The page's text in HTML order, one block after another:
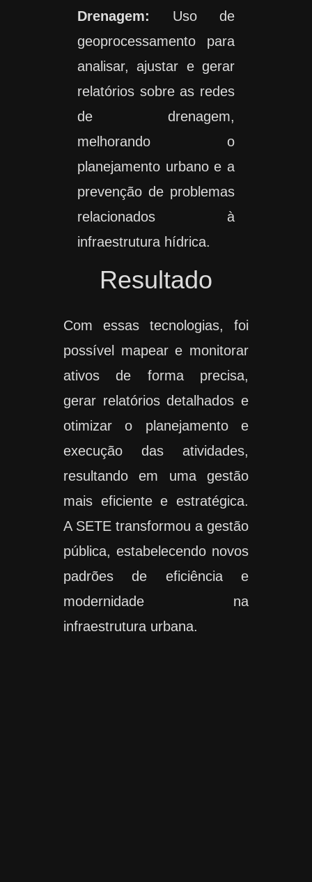
Drenagem: Uso de
geoprocessamento para
analisar, ajustar e gerar
relatórios sobre as redes
de drenagem,
melhorando o
planejamento urbano e a
prevenção de problemas
relacionados à
infraestrutura hídrica.
Resultado
Com essas tecnologias, foi
possível mapear e monitorar
ativos de forma precisa,
gerar relatórios detalhados e
otimizar o planejamento e
execução das atividades,
resultando em uma gestão
mais eficiente e estratégica.
A SETE transformou a gestão
pública, estabelecendo novos
padrões de eficiência e
modernidade na
infraestrutura urbana.